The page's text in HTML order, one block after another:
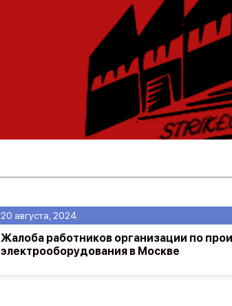
20 августа, 2024
Жалоба работников организации по
электрооборудования в Москве